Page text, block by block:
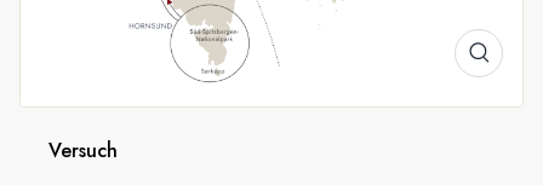
Im Einklang mit AECO
HX ist ein stolzes Mitglied der Association of Arctic
Expedition Cruise Operators (AECO). Um die empfindliche
Umwelt, die wir erforschen, zu schützen, befolgen wir
Versuch